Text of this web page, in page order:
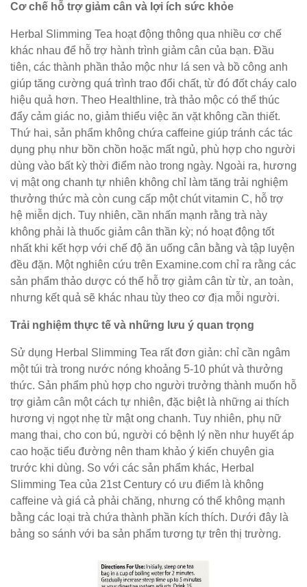
Cơ chế hỗ trợ giảm cân và lợi ích sức khỏe
Herbal Slimming Tea hoạt động thông qua nhiều cơ chế
khác nhau để hỗ trợ hành trình giảm cân của bạn. Đầu
tiên, các thành phần thảo mộc như lá sen và bồ công anh
giúp tăng cường quá trình trao đổi chất, từ đó đốt cháy calo
hiệu quả hơn. Theo Healthline, trà thảo mộc có thể thúc
đẩy cảm giác no, giảm thiểu việc ăn vặt không cần thiết.
Thứ hai, sản phẩm không chứa caffeine giúp tránh các tác
dụng phụ như bồn chồn hoặc mất ngủ, phù hợp cho người
dùng vào bất kỳ thời điểm nào trong ngày. Ngoài ra, hương
vị mật ong chanh tự nhiên không chỉ làm tăng trải nghiệm
thưởng thức mà còn cung cấp một chút vitamin C, hỗ trợ
hệ miễn dịch. Tuy nhiên, cần nhấn mạnh rằng trà này
không phải là thuốc giảm cân thần kỳ; nó hoạt động tốt
nhất khi kết hợp với chế độ ăn uống cân bằng và tập luyện
đều đặn. Một nghiên cứu trên Examine.com chỉ ra rằng các
sản phẩm thảo dược có thể hỗ trợ giảm cân từ từ, an toàn,
nhưng kết quả sẽ khác nhau tùy theo cơ địa mỗi người.
Trải nghiệm thực tế và những lưu ý quan trọng
Sử dụng Herbal Slimming Tea rất đơn giản: chỉ cần ngâm
một túi trà trong nước nóng khoảng 5-10 phút và thưởng
thức. Sản phẩm phù hợp cho người trưởng thành muốn hỗ
trợ giảm cân một cách tự nhiên, đặc biệt là những ai thích
hương vị ngọt nhẹ từ mật ong chanh. Tuy nhiên, phụ nữ
mang thai, cho con bú, người có bệnh lý nền như huyết áp
cao hoặc tiểu đường nên tham khảo ý kiến chuyên gia
trước khi dùng. So với các sản phẩm khác, Herbal
Slimming Tea của 21st Century có ưu điểm là không
caffeine và giá cả phải chăng, nhưng có thể không mạnh
bằng các loại trà chứa thành phần kích thích. Dưới đây là
bảng so sánh với ba sản phẩm tương tự trên thị trường.